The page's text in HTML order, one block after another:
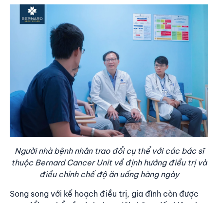
Người nhà bệnh nhân trao đổi cụ thể với các bác sĩ
thuộc Bernard Cancer Unit về định hướng điều trị và
điều chỉnh chế độ ăn uống hàng ngày
Song song với kế hoạch điều trị, gia đình còn được